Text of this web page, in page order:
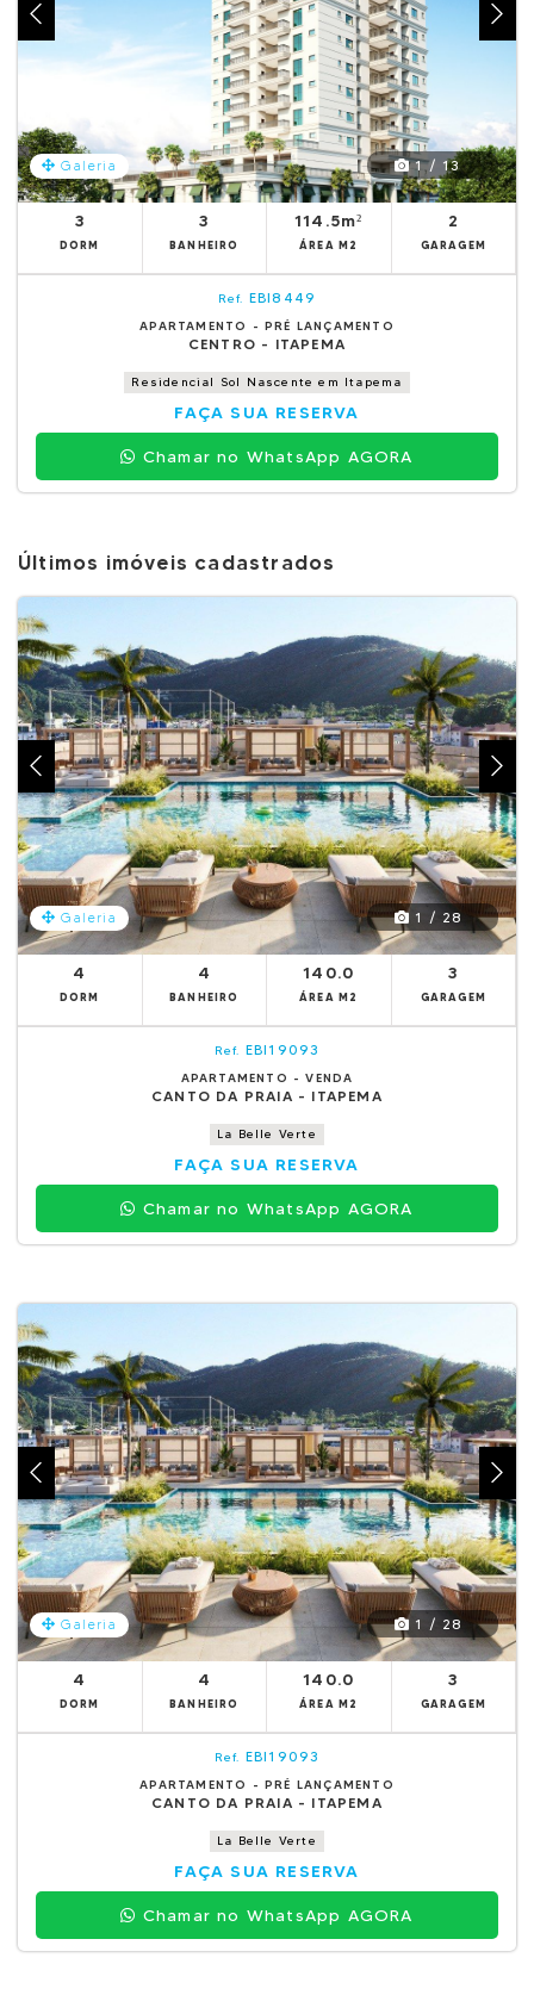
Galeria 1 / 13
3
DORM
3
BANHEIRO
114.5m²
ÁREA M2
2
GARAGEM
Ref. EBI8449
APARTAMENTO - PRÉ LANÇAMENTO
CENTRO - ITAPEMA
Residencial Sol Nascente em Itapema
FAÇA SUA RESERVA
Chamar no WhatsApp AGORA
Últimos imóveis cadastrados
Galeria 1 / 28
4
DORM
4
BANHEIRO
140.0
ÁREA M2
3
GARAGEM
Ref. EBI19093
APARTAMENTO - VENDA
CANTO DA PRAIA - ITAPEMA
La Belle Verte
FAÇA SUA RESERVA
Chamar no WhatsApp AGORA
Galeria 1 / 28
4
DORM
4
BANHEIRO
140.0
ÁREA M2
3
GARAGEM
Ref. EBI19093
APARTAMENTO - PRÉ LANÇAMENTO
CANTO DA PRAIA - ITAPEMA
La Belle Verte
FAÇA SUA RESERVA
Chamar no WhatsApp AGORA